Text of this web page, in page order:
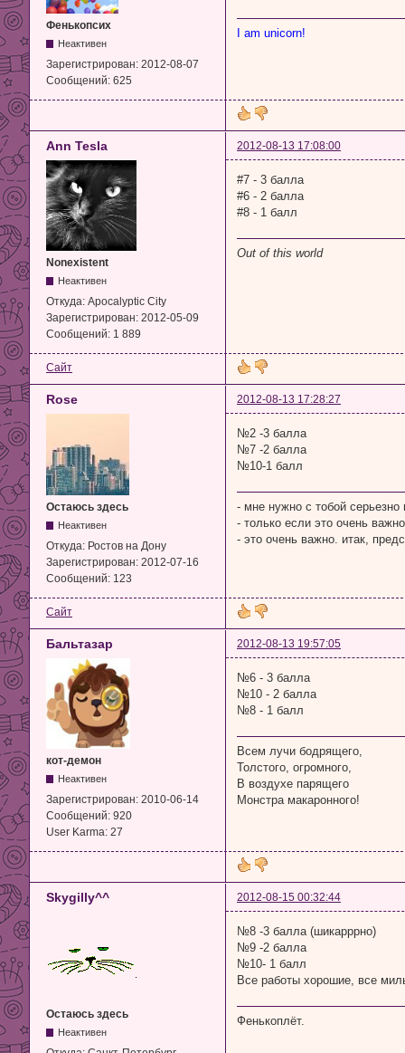
Фенькопсих
Неактивен
Зарегистрирован: 2012-08-07
Сообщений: 625
I am unicorn!
Ann Tesla 2012-08-13 17:08:00
Nonexistent
Неактивен
Откуда: Apocalyptic City
Зарегистрирован: 2012-05-09
Сообщений: 1 889
#7 - 3 балла
#6 - 2 балла
#8 - 1 балл
Out of this world
Сайт
Rose 2012-08-13 17:28:27
Остаюсь здесь
Неактивен
Откуда: Ростов на Дону
Зарегистрирован: 2012-07-16
Сообщений: 123
№2 -3 балла
№7 -2 балла
№10-1 балл
- мне нужно с тобой серьезно
- только если это очень
- это очень важно. итак,
Сайт
Бальтазар 2012-08-13 19:57:05
кот-демон
Неактивен
Зарегистрирован: 2010-06-14
Сообщений: 920
User Karma: 27
№6 - 3 балла
№10 - 2 балла
№8 - 1 балл
Всем лучи бодрящего,
Толстого, огромного,
В воздухе парящего
Монстра макаронного!
Skygilly^^ 2012-08-15 00:32:44
Остаюсь здесь
Неактивен
№8 -3 балла (шикарррно)
№9 -2 балла
№10- 1 балл
Все работы хорошие, все
Фенькоплёт.